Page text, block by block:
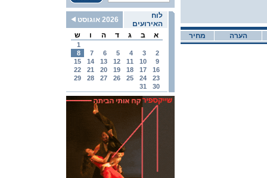
לוח
האירועים
2026 אוגוסט
א
ב ג ד ה ו ש
1
2
3
4
5
6
7
8
9
10
11
12
13
14
15
16
17
18
19
20
21
22
23
24
25
26
27
28
29
30
31
מחיר הערה